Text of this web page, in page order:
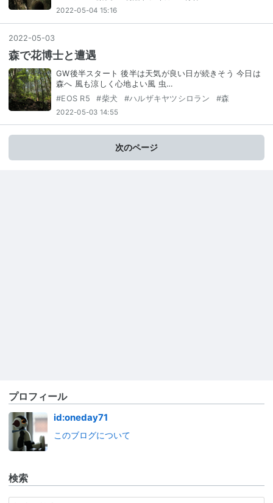
2022-05-04 15:16
2022-05-03
森で花博士と遭遇
GW後半スタート 後半は天気が良い日が続きそう 今日は
森へ 風も涼しく心地よい風 虫…
#EOS R5 #柴犬 #ハルザキヤツシロラン #森
2022-05-03 14:55
次のページ
プロフィール
id:oneday71
このブログについて
検索